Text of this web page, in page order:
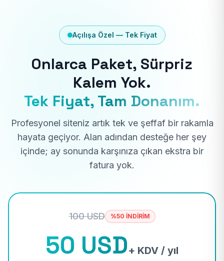
Açılışa Özel — Tek Fiyat
Onlarca Paket, Sürpriz
Kalem Yok.
Tek Fiyat, Tam Donanım.
Profesyonel siteniz artık tek ve şeffaf bir rakamla
hayata geçiyor. Alan adından desteğe her şey
içinde; ay sonunda karşınıza çıkan ekstra bir
fatura yok.
100 USD %50 İNDİRİM
50 USD+ KDV / yıl